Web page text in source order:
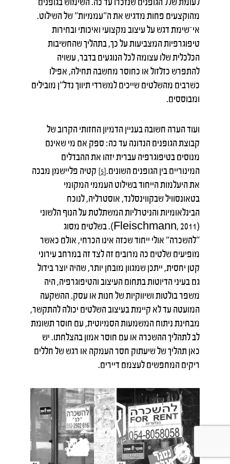
מהוקצעים פחות מדגיש את ה"עממיות" של השילוט.
אי־שימת דגש על עיצוב מקצועי ואיכותי ובחירות
טיפוגרפיות המצביעות על כך, בתהליך שהחשיבות
הכלכלית שלו עצומה לכל הנוגעים בדבר, עשויה
להתפרש כזלזול או כחוסר מחשבה תחילה, אפילו
כשרבים מהשלטים שייכים למשרדי תיווך נדל"ן מובילים
ומבוססים.
ועוד הערה חשובה בעניין הדמיון החזותי הקרוב של
קבוצת הגופנים הנדונה עד כה: ספק אם מי שאינם
מנוסים בטיפוגרפיה עברית יזהו את ההבדלים
המינוריים בין הגופנים השונים.[5]
קטיה פליישמן מבכה
את היעלמות הייחוד בשילוט העממי המקומי
בטאונסוויל שבקווינסלנד, אוסטרליה, לנוכח
הבינלאומיות והניטרליות המשתלטת על הנוף הלשוני
(Fleischmann, 2011). בשלטים מסוג
"להשכרה" אולי ייחוד שכזה אינו הכרחי, אולם כאשר
מופיעים שלטים כה מרובים זה לצד זה במרחב עירוני
קטן יחסית, ייתכן שמגוון מובחן יותר, שהיה יוצר בידול
גם בעיני הדיוטות בתחום העיצוב והטיפוגרפיה, היה
משפר בולטות ושיווקיות של חנות או עסק. ההשקעה
המועטה עד לא קיימת בעיצוב השלטים יכולה להתקשר,
מבחינת ניתוח המשמעות הסמיוטית, עם חוסר תשומת
לב לתהליך ההשכרה או עם חוסר אמון בהצלחתו. יש
כאן תהליך של שיעתוק חסר העמקה או רגש של חללים
ריקים המחפשים לעצמם דיירים.